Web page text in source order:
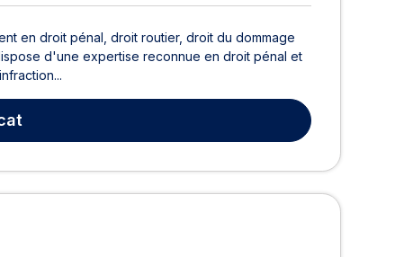
en droit pénal, droit routier, droit du dommage
d'une expertise reconnue en droit pénal et